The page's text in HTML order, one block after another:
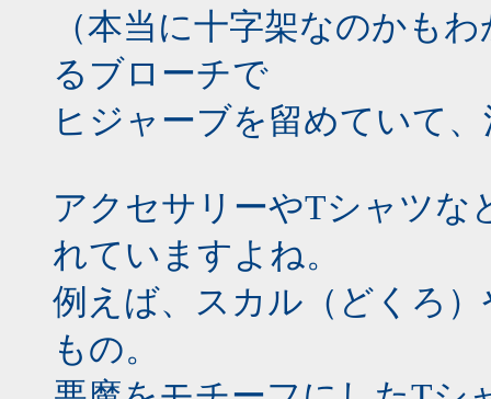
（本当に十字架なのかも
るブローチで
ヒジャーブを留めていて
アクセサリーやTシャツな
れていますよね。
例えば、スカル（どくろ
もの。